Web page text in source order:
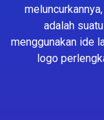
adalah
menggunakan ide
logo